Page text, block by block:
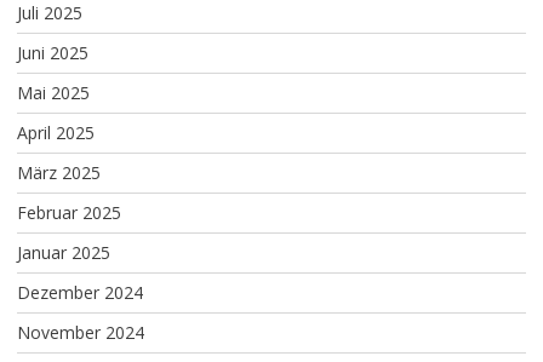
Juli 2025
Juni 2025
Mai 2025
April 2025
März 2025
Februar 2025
Januar 2025
Dezember 2024
November 2024